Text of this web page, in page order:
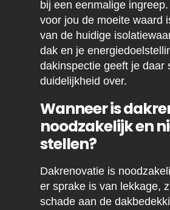
bij een eenmalige
voor jou de moeite waard
van de huidige
dak en je
dakinspectie geeft je daar
duidelijkheid over.
Wanneer is
noodzakelijk en
stellen?
Dakrenovatie is
er sprake is van lekkage,
schade aan de